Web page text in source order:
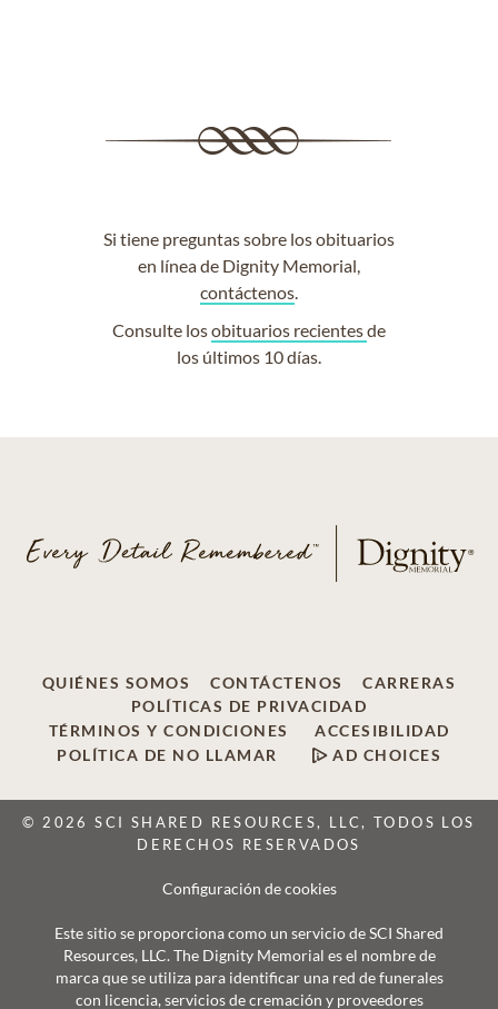
Si tiene preguntas sobre los obituarios
en línea de Dignity Memorial,
contáctenos.
Consulte losobituarios recientesde
los últimos 10 días.
QUIÉNES SOMOS CONTÁCTENOS
CARRERAS
POLÍTICAS DE PRIVACIDAD
TÉRMINOS Y CONDICIONES
ACCESIBILIDAD
POLÍTICA DE NO LLAMAR
AD CHOICES
© 2026 SCI SHARED RESOURCES, LLC, TODOS LOS
DERECHOS RESERVADOS
Configuración de cookies
Este sitio se proporciona como un servicio de SCI Shared
Resources, LLC. The Dignity Memorial es el nombre de
marca que se utiliza para identificar una red de funerales
con licencia, servicios de cremación y proveedores